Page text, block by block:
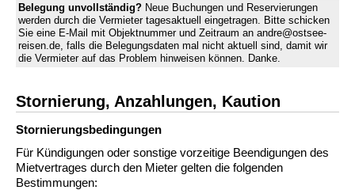
Belegung unvollständig? Neue Buchungen und Reservierungen
werden durch die Vermieter tagesaktuell eingetragen. Bitte schicken
Sie eine E-Mail mit Objektnummer und Zeitraum an andre@ostsee-
reisen.de, falls die Belegungsdaten mal nicht aktuell sind, damit wir
die Vermieter auf das Problem hinweisen können. Danke.
Stornierung, Anzahlungen, Kaution
Stornierungs­bedingungen
Für Kündigungen oder sonstige vorzeitige Beendigungen des
Mietvertrages durch den Mieter gelten die folgenden
Bestimmungen: